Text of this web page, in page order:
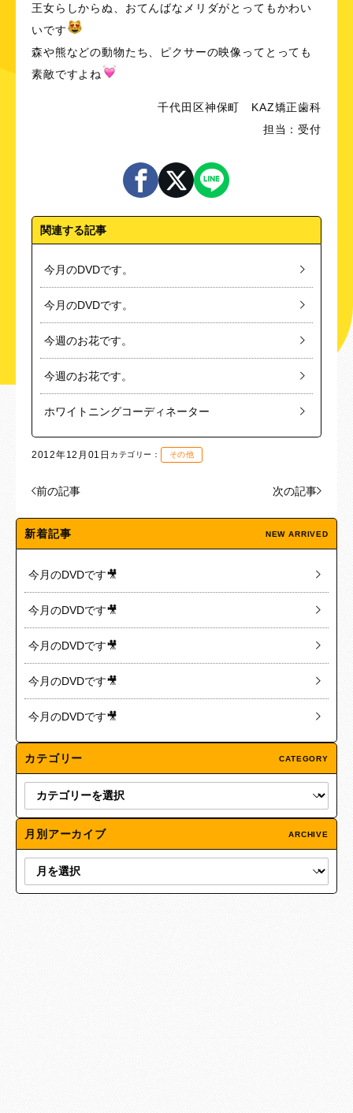
王女らしからぬ、おてんばなメリダがとってもかわい
いです
森や熊などの動物たち、ピクサーの映像ってとっても
素敵ですよね
千代田区神保町 KAZ矯正歯科
担当：受付
関連する記事
今月のDVDです。
今月のDVDです。
今週のお花です。
今週のお花です。
ホワイトニングコーディネーター
2012年12月01日 カテゴリー： その他
前の記事 次の記事
新着記事 NEW ARRIVED
今月のDVDです🎥
今月のDVDです🎥
今月のDVDです🎥
今月のDVDです🎥
今月のDVDです🎥
カテゴリー CATEGORY
月別アーカイブ ARCHIVE